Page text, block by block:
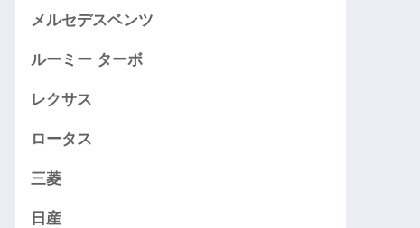
メルセデスベンツ
ルーミー ターボ
レクサス
ロータス
三菱
日産